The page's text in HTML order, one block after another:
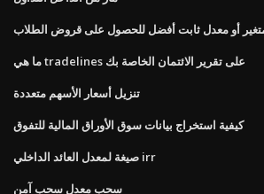
أو معدل ثابت أفضل للحصول على قروض الطلاب
ما هي tradelines على تقرير الائتمان الخاصة بك
تنزيل أسعار الأسهم متعددة
كيفية استخراج بيانات سوق الأوراق المالية للتفوق
صيغة لمعدل العائد الداخلي irr
سحب معدل سحب آمن